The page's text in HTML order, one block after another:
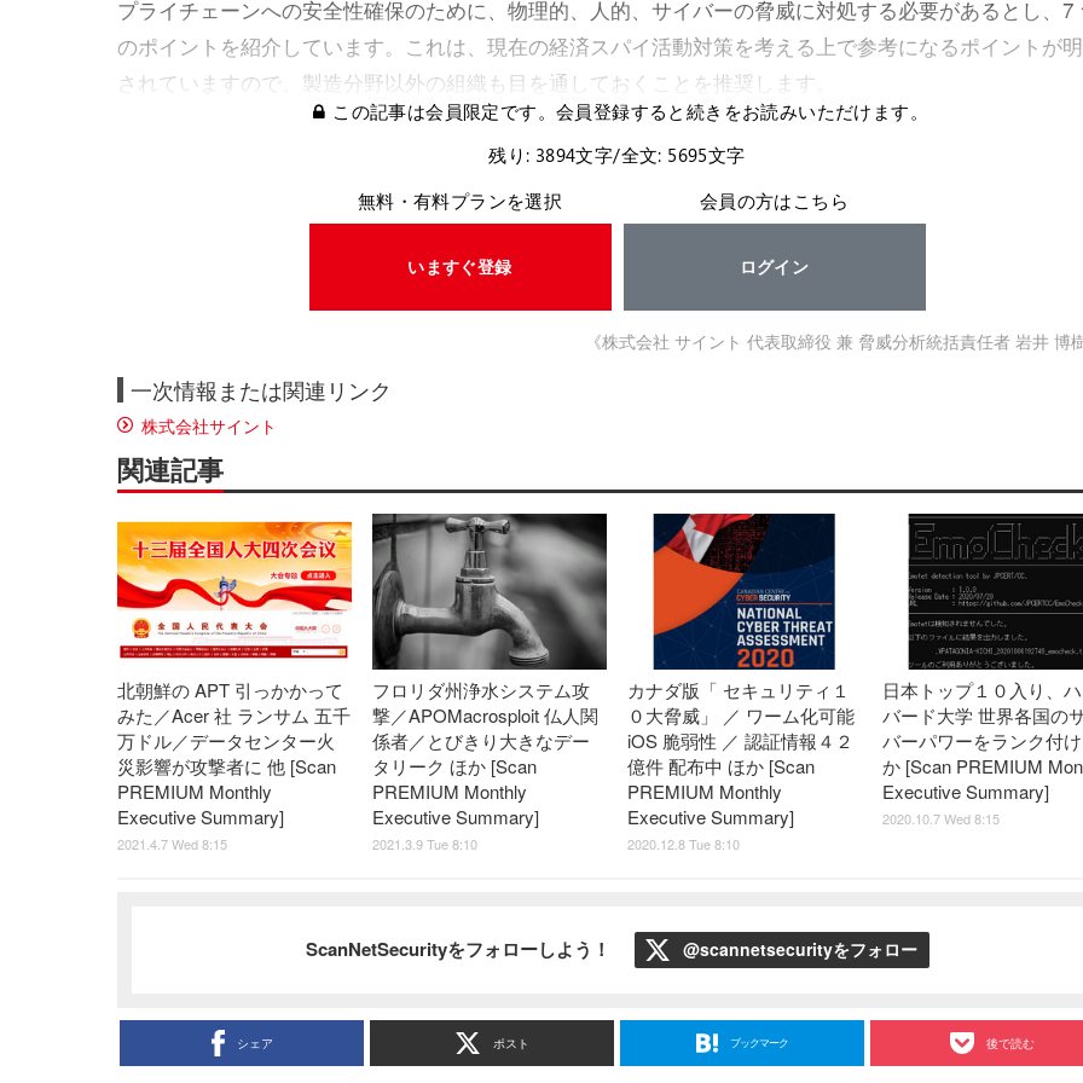
プライチェーンへの安全性確保のために、物理的、人的、サイバーの脅威に対処する必要があるとし、7
のポイントを紹介しています。これは、現在の経済スパイ活動対策を考える上で参考になるポイントが
されていますので、製造分野以外の組織も目を通しておくことを推奨します。
この記事は会員限定です。会員登録すると続きをお読みいただけます。
残り: 3894文字/全文: 5695文字
無料・有料プランを選択
いますぐ登録
会員の方はこちら
ログイン
《株式会社 サイント 代表取締役 兼 脅威分析統括責任者 岩井 博樹
一次情報または関連リンク
株式会社サイント
関連記事
北朝鮮の APT 引っかかって
みた／Acer 社 ランサム 五千
万ドル／データセンター火
災影響が攻撃者に 他 [Scan
PREMIUM Monthly
Executive Summary]
2021.4.7 Wed 8:15
フロリダ州浄水システム攻
撃／APOMacrosploit 仏人関
係者／とびきり大きなデー
タリーク ほか [Scan
PREMIUM Monthly
Executive Summary]
2021.3.9 Tue 8:10
カナダ版「 セキュリティ１
０大脅威」 ／ ワーム化可能
iOS 脆弱性 ／ 認証情報４２
億件 配布中 ほか [Scan
PREMIUM Monthly
Executive Summary]
2020.12.8 Tue 8:10
日本トップ１０入り、
バード大学 世界各国の
バーパワーをランク付
か [Scan PREMIUM
Executive Summary]
2020.10.7 Wed 8:15
ScanNetSecurityをフォローしよう！ @scannetsecurityをフォロー
シェア ポスト ブックマーク 後で読む